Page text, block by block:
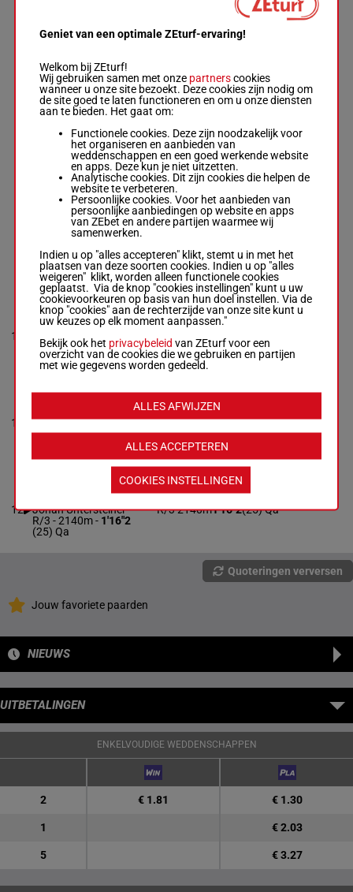
Linda Allercrantz-
€ 637
(25) 0a 6a Qa (24) Qa
Qa
(25) 0a
PALMER SCOTT
Rick Ebbinge-Rick
Ebbinge
R/4 - 2140m-1'15"7
Qa Qa
R/42140m1'15"7Qa Qa
BARA CAVIAR
Johnny Takter-Jörgen
Lorentzen
R/4 - 2140m - 1'15"9
€ 692
4a (25) Qa
€ 692
Qa
10
SEVEN HILLS H.
Markus Waldmüller-
Markus Waldmüller
H/3 - 2140m-1'16"4
(25) Qa
H/3 1'16"4
11
Linda
Tovek
M/4 - 2140m-1'15"8
M/42140m1'15"8Qa
12
Johan Untersteiner
R/3 - 2140m- 1'16"2
(25) Qa
R/32140m1'16"2(25) Qa
Quoteringen verversen
Jouw favoriete paarden
NIEUWS
UITBETALINGEN
ENKELVOUDIGE WEDDENSCHAPPEN
2 € 1.81 € 1.30
1 € 2.03
5 € 3.27
Geniet van een optimale ZEturf-ervaring!
Welkom bij ZEturf!
Wij gebruiken samen met onze partnerscookies
wanneer u onze site bezoekt. Deze cookies zijn nodig om
de site goed te laten functioneren en om u onze diensten
aan te bieden. Het gaat om:
Functionele cookies. Deze zijn noodzakelijk voor
het organiseren en aanbieden van
weddenschappen en een goed werkende website
en apps. Deze kun je niet uitzetten.
Analytische cookies. Dit zijn cookies die helpen de
website te verbeteren.
Persoonlijke cookies. Voor het aanbieden van
persoonlijke aanbiedingen op website en apps
van ZEbet en andere partijen waarmee wij
samenwerken.
Indien u op "alles accepteren" klikt, stemt u in met het
plaatsen van deze soorten cookies. Indien u op "alles
weigeren" klikt, worden alleen functionele cookies
geplaatst. Via de knop "cookies instellingen" kunt u uw
cookievoorkeuren op basis van hun doel instellen. Via de
knop "cookies" aan de rechterzijde van onze site kunt u
uw keuzes op elk moment aanpassen."
Bekijk ook het privacybeleid van ZEturf voor een
overzicht van de cookies die we gebruiken en partijen
met wie gegevens worden gedeeld.
ALLES ACCEPTEREN
ALLES AFWIJZEN
COOKIES INSTELLINGEN